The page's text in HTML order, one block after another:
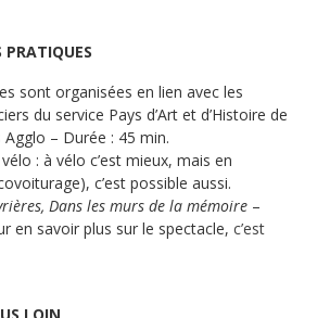
sont organisées en lien avec les
du service Pays d’Art et d’Histoire de
Agglo – Durée : 45 min.
: à vélo c’est mieux, mais en
c’est possible aussi.
Dans les murs de la mémoire –
en savoir plus sur le spectacle,c’est
LOIN